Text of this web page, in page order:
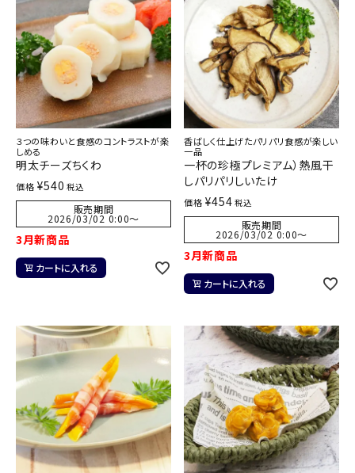
３つの味わいと食感のコントラストが楽
しめる
明太チーズちくわ
価格 ¥540 税込
販売期間
2026/03/02 0:00〜
3月新商品
カートに入れる
香ばしく仕上げたパリパリ食感が楽しい
一品
一杯の珍極プレミアム）熱風干
しパリパリしいたけ
価格 ¥454 税込
販売期間
2026/03/02 0:00〜
3月新商品
カートに入れる